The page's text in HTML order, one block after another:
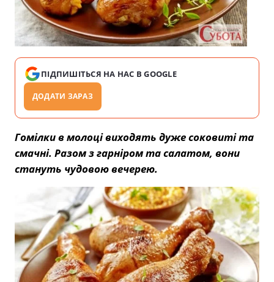
ПІДПИШІТЬСЯ НА НАС В GOOGLE
ДОДАТИ ЗАРАЗ
Гомілки в молоці виходять дуже соковиті та
смачні. Разом з гарніром та салатом, вони
стануть чудовою вечерею.